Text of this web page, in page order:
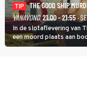
TIP
THE GOOD SHIP
VANAVOND 21:00 - 21:55·
In de slotaflevering van
een moord plaats aan
een bemanningslid het